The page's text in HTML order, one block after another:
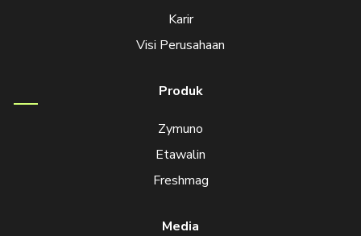
Karir
Visi Perusahaan
Produk
Zymuno
Etawalin
Freshmag
Media